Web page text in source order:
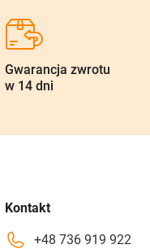
Gwarancja zwrotu
w 14 dni
Kontakt
+48 736 919 922